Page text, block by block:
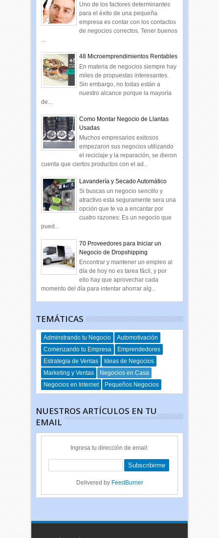
Uno de los factores determinantes
para el éxito de una pequeña
empresa es contar con los contactos
de negocios correctos. Tener buenos
48 Microemprendimientos Rentables
En materia de negocios siempre hay
miles de propuestas interesantes.
Sin embargo, no todas están a
nuestro alcance porque la mayoría
de...
Como Montar Negocio de Llantas
Usadas
Muchos empresarios exitosos
empezaron sus negocios utilizando
el reciclaje y la reparación, se dieron
cuenta que ciertos productos con el ad...
Lavandería y Secado Automático
Si buscas un negocio sencillo y
atractivo esta seguramente sera una
opción que te va a encantar por
cuatro razones: Es un negocio que
pued...
70 Proveedores para Iniciar un
Negocio de Dropshipping
Encontrar y mantener un empleo al
día de hoy no es tarea fácil, y por
ello hay que aprovechar cada
momento del día para intentar ahorrar alg...
TEMÁTICAS
Adminstrando tu Negocio
Automotivación
Comenzando tu Empresa
Emprendedores
Estrategia de Ventas
Ideas de Negocios
Marketing y Ventas
Negocios en Casa
Negocios en Internet
Pequeños Negocios
NUESTROS ARTÍCULOS EN TU
EMAIL
Ingresa tu dirección de email:
Delivered by FeedBurner